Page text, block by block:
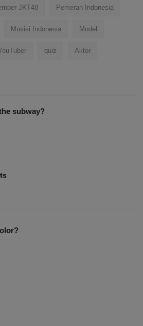
JKT48 Pemeran Indonesia
Musisi Indonesia Model
quiz Aktor
subway?